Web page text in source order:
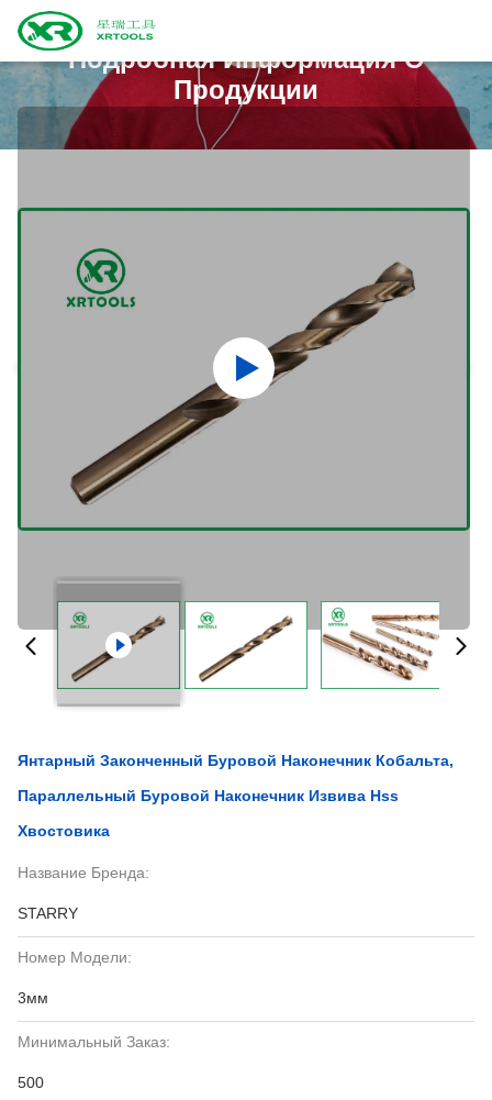
Подробная Информация О
Продукции
Янтарный Законченный Буровой Наконечник Кобальта,
Параллельный Буровой Наконечник Извива Hss
Хвостовика
Название Бренда:
STARRY
Номер Модели:
3мм
Минимальный Заказ:
500